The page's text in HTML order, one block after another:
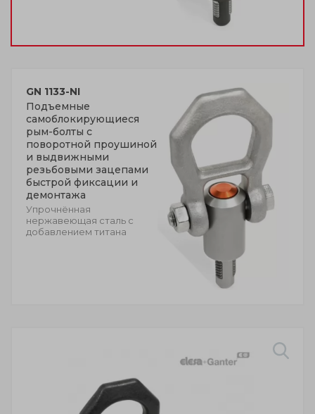
GN 1133-NI
Подъемные
самоблокирующиеся
рым-болты с
поворотной проушиной
и выдвижными
резьбовыми зацепами
быстрой фиксации и
демонтажа
Упрочнённая
нержавеющая сталь с
добавлением титана